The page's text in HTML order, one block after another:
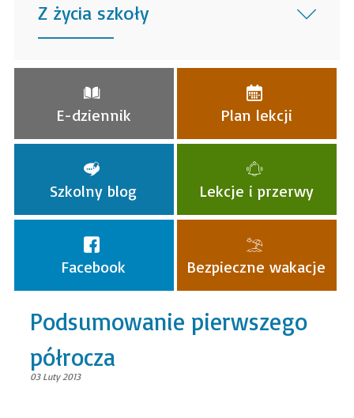
Z życia szkoły
______
E-dziennik Plan lekcji
Szkolny blog Lekcje i przerwy
Facebook Bezpieczne wakacje
Podsumowanie pierwszego
półrocza
03 Luty 2013